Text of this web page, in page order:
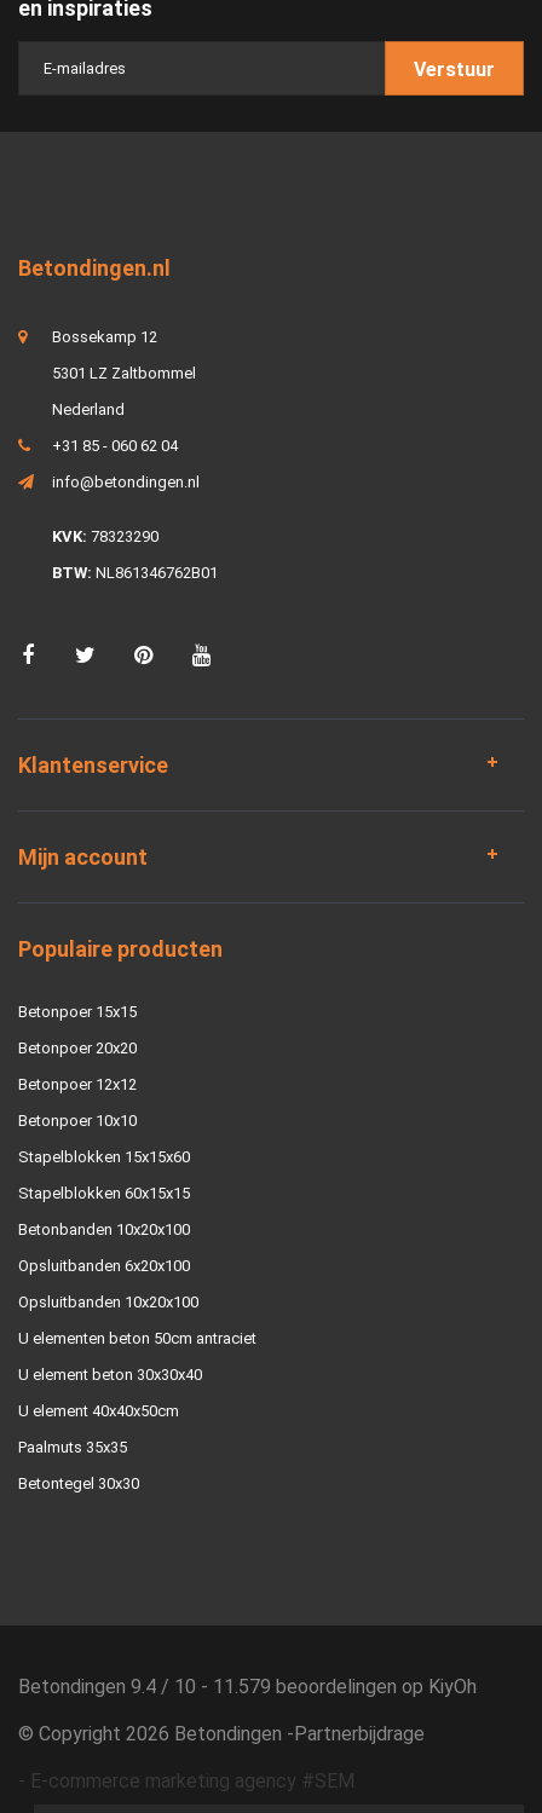
en inspiraties
Verstuur
Betondingen.nl
Bossekamp 12
5301 LZ Zaltbommel
Nederland
+31 85 - 060 62 04
info@betondingen.nl
KVK: 78323290
BTW: NL861346762B01
Klantenservice
Mijn account
Populaire producten
Betonpoer 15x15
Betonpoer 20x20
Betonpoer 12x12
Betonpoer 10x10
Stapelblokken 15x15x60
Stapelblokken 60x15x15
Betonbanden 10x20x100
Opsluitbanden 6x20x100
Opsluitbanden 10x20x100
U elementen beton 50cm antraciet
U element beton 30x30x40
U element 40x40x50cm
Paalmuts 35x35
Betontegel 30x30
Betondingen 9.4 / 10 - 11.579 beoordelingen op KiyOh
© Copyright 2026 Betondingen -Partnerbijdrage
- E-commerce marketing agency #SEM